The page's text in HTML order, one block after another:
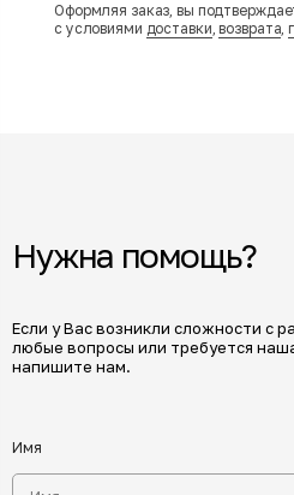
Оформляя заказ, вы
с условиями доставки,возврата,
Нужна помощь?
Если у Вас возникли сложности с
любые вопросы или требуется
напишите нам.
Имя